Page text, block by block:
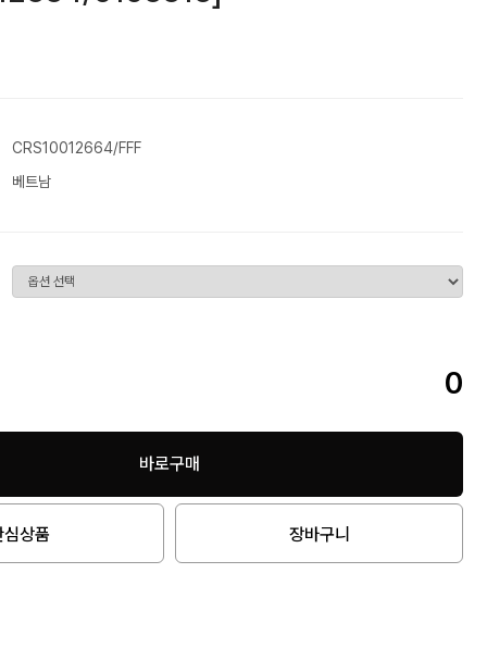
CRS10012664/FFF
베트남
0
바로구매
심상품 장바구니